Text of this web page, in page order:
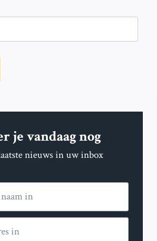
je vandaag nog
nieuws in uw inbox